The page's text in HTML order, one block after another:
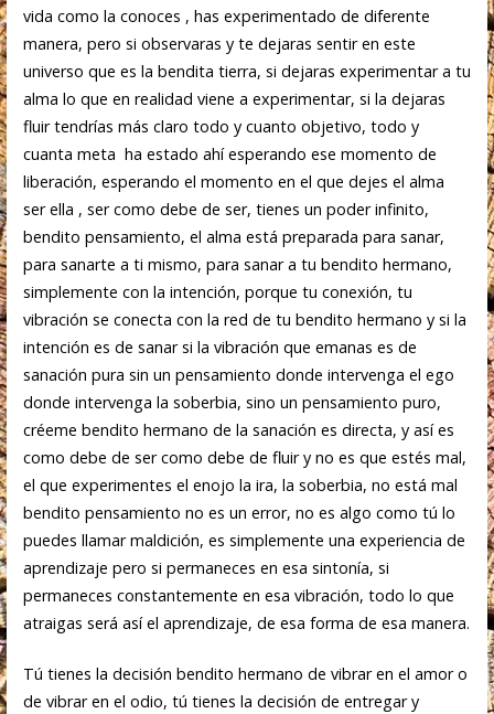
vida como la conoces , has experimentado de diferente
manera, pero si observaras y te dejaras sentir en este
universo que es la bendita tierra, si dejaras experimentar a tu
alma lo que en realidad viene a experimentar, si la dejaras
fluir tendrías más claro todo y cuanto objetivo, todo y
cuanta meta ha estado ahí esperando ese momento de
liberación, esperando el momento en el que dejes el alma
ser ella , ser como debe de ser, tienes un poder infinito,
bendito pensamiento, el alma está preparada para sanar,
para sanarte a ti mismo, para sanar a tu bendito hermano,
simplemente con la intención, porque tu conexión, tu
vibración se conecta con la red de tu bendito hermano y si la
intención es de sanar si la vibración que emanas es de
sanación pura sin un pensamiento donde intervenga el ego
donde intervenga la soberbia, sino un pensamiento puro,
créeme bendito hermano de la sanación es directa, y así es
como debe de ser como debe de fluir y no es que estés mal,
el que experimentes el enojo la ira, la soberbia, no está mal
bendito pensamiento no es un error, no es algo como tú lo
puedes llamar maldición, es simplemente una experiencia de
aprendizaje pero si permaneces en esa sintonía, si
permaneces constantemente en esa vibración, todo lo que
atraigas será así el aprendizaje, de esa forma de esa manera.
Tú tienes la decisión bendito hermano de vibrar en el amor o
de vibrar en el odio, tú tienes la decisión de entregar y